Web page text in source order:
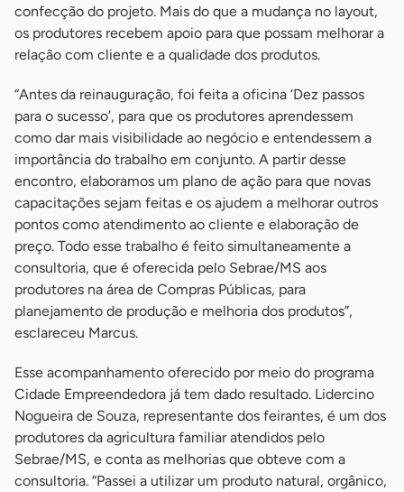
confecção do projeto. Mais do que a mudança no layout,
os produtores recebem apoio para que possam melhorar a
relação com cliente e a qualidade dos produtos.
“Antes da reinauguração, foi feita a oficina ‘Dez passos
para o sucesso’, para que os produtores aprendessem
como dar mais visibilidade ao negócio e entendessem a
importância do trabalho em conjunto. A partir desse
encontro, elaboramos um plano de ação para que novas
capacitações sejam feitas e os ajudem a melhorar outros
pontos como atendimento ao cliente e elaboração de
preço. Todo esse trabalho é feito simultaneamente a
consultoria, que é oferecida pelo Sebrae/MS aos
produtores na área de Compras Públicas, para
planejamento de produção e melhoria dos produtos”,
esclareceu Marcus.
Esse acompanhamento oferecido por meio do programa
Cidade Empreendedora já tem dado resultado. Lidercino
Nogueira de Souza, representante dos feirantes, é um dos
produtores da agricultura familiar atendidos pelo
Sebrae/MS, e conta as melhorias que obteve com a
consultoria. “Passei a utilizar um produto natural, orgânico,